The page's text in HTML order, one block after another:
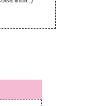
24, 2017